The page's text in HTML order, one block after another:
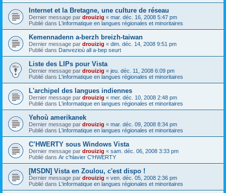
Internet et la Bretagne, une culture de réseau
Dernier message par drouizig « mar. déc. 16, 2008 5:47 pm
Publié dans L'informatique en langues régionales et minoritaires
Kemennadenn a-berzh breizh-taiwan
Dernier message par drouizig « dim. déc. 14, 2008 9:51 pm
Publié dans Danvezioù all a-bep seurt
Liste des LIPs pour Vista
Dernier message par drouizig « jeu. déc. 11, 2008 6:09 pm
Publié dans L'informatique en langues régionales et minoritaires
L'archipel des langues indiennes
Dernier message par drouizig « mer. déc. 10, 2008 2:48 pm
Publié dans L'informatique en langues régionales et minoritaires
Yehoù amerikanek
Dernier message par drouizig « mar. déc. 09, 2008 8:34 pm
Publié dans L'informatique en langues régionales et minoritaires
C’HWERTY sous Windows Vista
Dernier message par drouizig « sam. déc. 06, 2008 3:33 pm
Publié dans Ar c'hlavier C'HWERTY
[MSDN] Vista en Zoulou, c'est dispo !
Dernier message par drouizig « ven. déc. 05, 2008 2:36 pm
Publié dans L'informatique en langues régionales et minoritaires